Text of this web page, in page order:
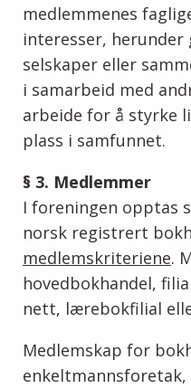
medlemmenes
interesser,
selskaper eller
i samarbeid med
arbeide for å styrke
plass i samfunnet.
§ 3. Medlemmer
I foreningen opptas
norsk registrert
medlemskriteriene.
hovedbokhandel,
nett, lærebokfilial
Medlemskap for
enkeltmannsforetak,